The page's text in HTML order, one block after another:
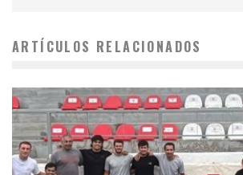
ARTÍCULOS RELACIONADOS